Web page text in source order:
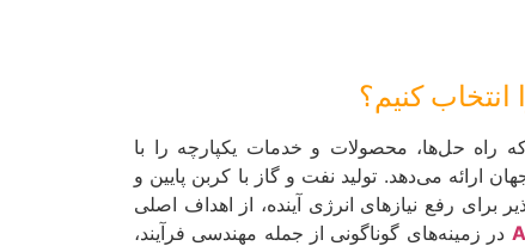
حل‌ها، محصولات و خدمات یکپارچه را با
ارائه می‌دهد. تولید نفت و گاز با کربن پایین و
برای رفع نیازهای انرژی آینده، از اهداف اصلی
در زمینه‌های گوناگونی از جمله مهندسی فرآیند،